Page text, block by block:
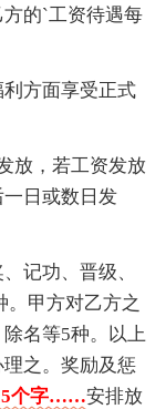
的`工资待遇每
方面享受正式
放，若工资发放
日或数日发
记功、晋级、
。甲方对乙方之
名等5种。以上
之。奖励及惩
个字……安排放